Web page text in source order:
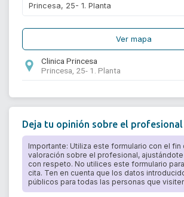
Ver mapa
Clinica Princesa
Princesa, 25- 1. Planta
Deja tu opinión sobre el profesional
Importante: Utiliza este formulario con el fin
valoración sobre el profesional,
con respeto. No utilices este formulario
cita. Ten en cuenta que los datos
públicos para todas las personas que